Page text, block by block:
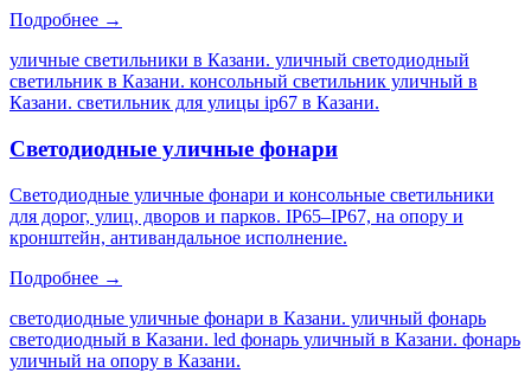
Подробнее →
уличные светильники в Казани. уличный светодиодный
светильник в Казани. консольный светильник уличный в
Казани. светильник для улицы ip67 в Казани.
Светодиодные уличные фонари
Светодиодные уличные фонари и консольные светильники
для дорог, улиц, дворов и парков. IP65–IP67, на опору и
кронштейн, антивандальное исполнение.
Подробнее →
светодиодные уличные фонари в Казани. уличный фонарь
светодиодный в Казани. led фонарь уличный в Казани. фонарь
уличный на опору в Казани.